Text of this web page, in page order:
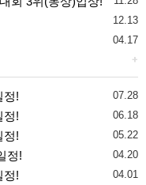
12.13
04.17
+
07.28
정!
06.18
정!
05.22
정!
04.20
정!
04.01
정!